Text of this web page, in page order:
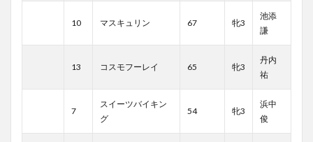
10 マスキュリン 67 牝3
池添
謙
13 コスモフーレイ 65 牝3
丹内
祐
7
スイーツバイキン
グ
54 牝3
浜中
俊